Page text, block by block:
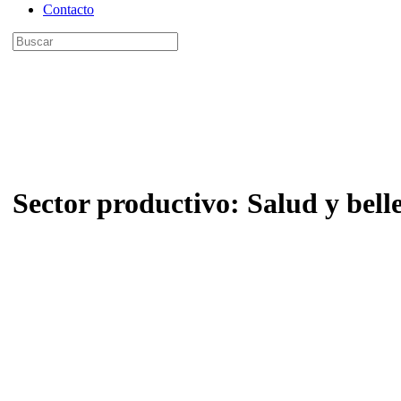
Contacto
Buscar
por:
Sector productivo: Salud y